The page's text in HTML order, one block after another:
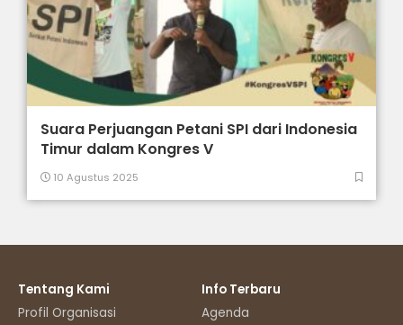
Suara Perjuangan Petani SPI dari Indonesia
Timur dalam Kongres V
10 Agustus 2025
Tentang Kami
Profil Organisasi
Info Terbaru
Agenda